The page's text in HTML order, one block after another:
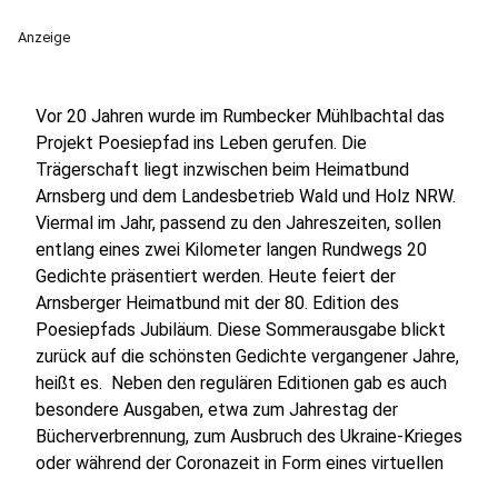
Anzeige
Vor 20 Jahren wurde im Rumbecker Mühlbachtal das
Projekt Poesiepfad ins Leben gerufen. Die
Trägerschaft liegt inzwischen beim Heimatbund
Arnsberg und dem Landesbetrieb Wald und Holz NRW.
Viermal im Jahr, passend zu den Jahreszeiten, sollen
entlang eines zwei Kilometer langen Rundwegs 20
Gedichte präsentiert werden. Heute feiert der
Arnsberger Heimatbund mit der 80. Edition des
Poesiepfads Jubiläum. Diese Sommerausgabe blickt
zurück auf die schönsten Gedichte vergangener Jahre,
heißt es. Neben den regulären Editionen gab es auch
besondere Ausgaben, etwa zum Jahrestag der
Bücherverbrennung, zum Ausbruch des Ukraine-Krieges
oder während der Coronazeit in Form eines virtuellen